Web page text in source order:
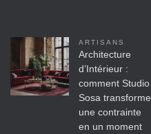
ARTISANS
Architecture
d’Intérieur :
comment Studio
Sosa transforme
une contrainte
en un moment